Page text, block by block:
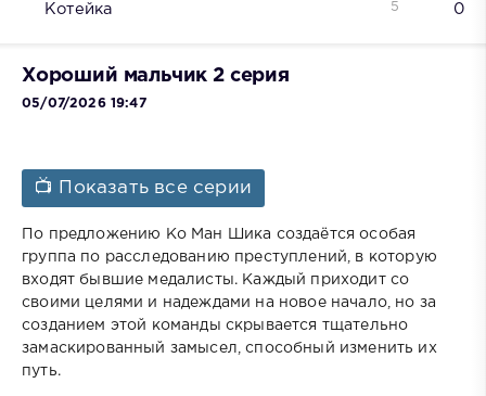
Котейка 0
5
Хороший мальчик 2 серия
05/07/2026 19:47
📺 Показать все серии
По предложению Ко Ман Шика создаётся особая
группа по расследованию преступлений, в которую
входят бывшие медалисты. Каждый приходит со
своими целями и надеждами на новое начало, но за
созданием этой команды скрывается тщательно
замаскированный замысел, способный изменить их
путь.